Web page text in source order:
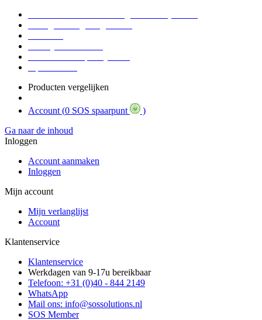
Producten vergelijken
Account (0 SOS spaarpunt
)
Ga naar de inhoud
Inloggen
Account aanmaken
Inloggen
Mijn account
Mijn verlanglijst
Account
Klantenservice
Klantenservice
Werkdagen van 9-17u bereikbaar
Telefoon: +31 (0)40 - 844 2149
WhatsApp
Mail ons: info@sossolutions.nl
SOS Member